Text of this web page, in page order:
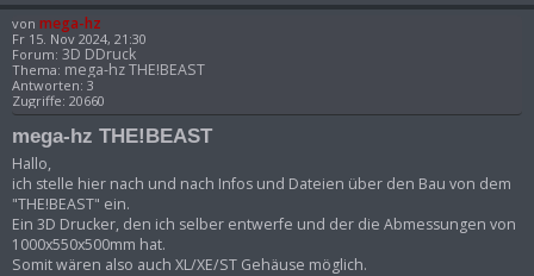
von mega-hz
Fr 15. Nov 2024, 21:30
Forum: 3D DDruck
Thema: mega-hz THE!BEAST
Antworten: 3
Zugriffe: 20660
mega-hz THE!BEAST
Hallo,
ich stelle hier nach und nach Infos und Dateien über den Bau von dem
"THE!BEAST" ein.
Ein 3D Drucker, den ich selber entwerfe und der die Abmessungen von
1000x550x500mm hat.
Somit wären also auch XL/XE/ST Gehäuse möglich.